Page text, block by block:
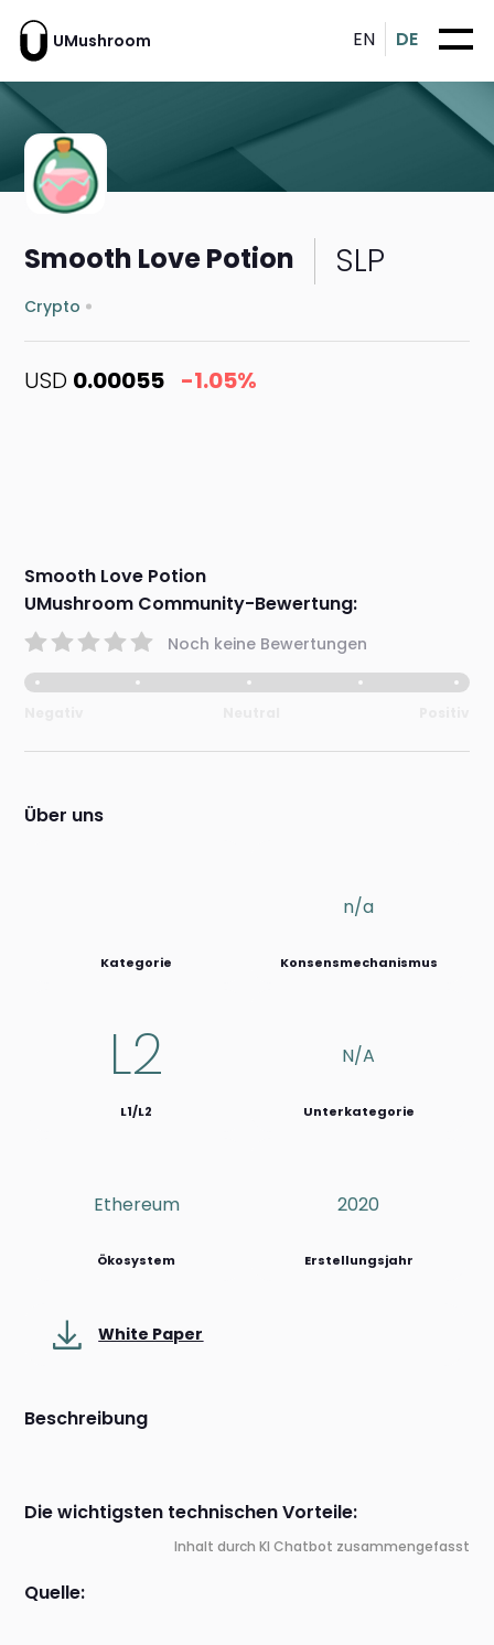
UMushroom EN DE
Smooth Love Potion SLP
Crypto
USD 0.00055 -1.05%
Smooth Love Potion
UMushroom Community-Bewertung:
Noch keine Bewertungen
Über uns
Kategorie
n/a
Konsensmechanismus
L2
L1/L2
N/a
Unterkategorie
Ethereum
Ökosystem
2020
Erstellungsjahr
White Paper
Beschreibung
Die wichtigsten technischen Vorteile:
Inhalt durch KI Chatbot zusammengefasst
Quelle: